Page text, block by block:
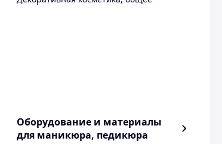
Оборудование и материалы
для маникюра, педикюра